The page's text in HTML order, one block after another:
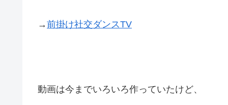
→前掛け社交ダンスTV
動画は今までいろいろ作っていたけど、